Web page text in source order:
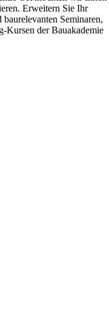
Erweitern Sie Ihr
Seminaren,
Kursen der Bauakademie